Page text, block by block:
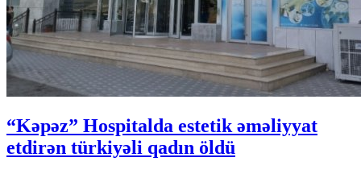
“Kəpəz” Hospitalda estetik əməliyyat
etdirən türkiyəli qadın öldü